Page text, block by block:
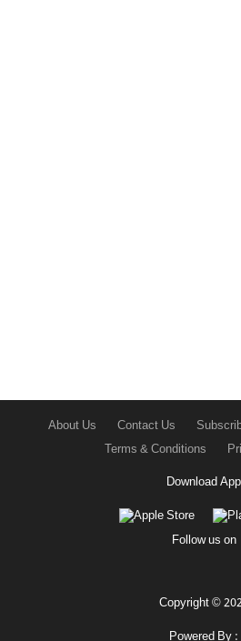
About Us Contact Us
Terms & Conditions
Download App
Follow us on
Copyright ©
Powered By :